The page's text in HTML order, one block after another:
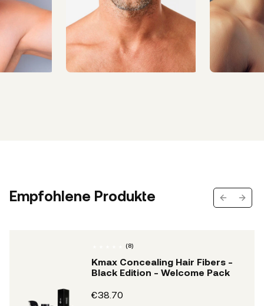
Empfohlene Produkte Previous
Next
(8)
Kmax Concealing Hair Fibers -
Black Edition - Welcome Pack
€38.70